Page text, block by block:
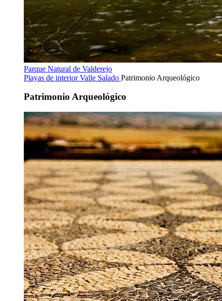
Parque Natural de Valderejo
Playas de interiorValle Salado Patrimonio Arqueológico
Patrimonio Arqueológico